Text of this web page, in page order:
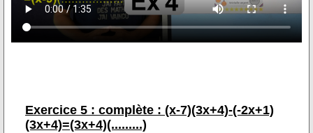
Exercice 5 : complète : (x-7)(3x+4)-(-2x+1)
(3x+4)=(3x+4)(.........)